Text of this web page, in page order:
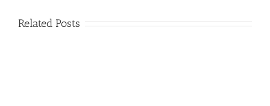
Related Posts